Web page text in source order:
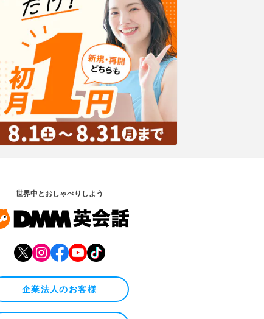
世界中とおしゃべりしよう
企業法人のお客様